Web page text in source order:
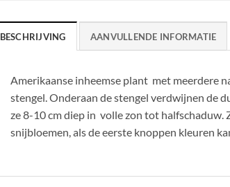
BESCHRIJVING AANVULLENDE INFORMATIE
Amerikaanse inheemse plant met meerdere
stengel. Onderaan de stengel verdwijnen de
ze 8-10 cm diep in volle zon tot halfschaduw.
snijbloemen, als de eerste knoppen kleuren